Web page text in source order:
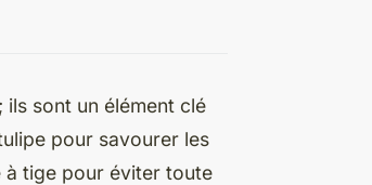
sont un élément clé
pour savourer les
à tige pour éviter toute